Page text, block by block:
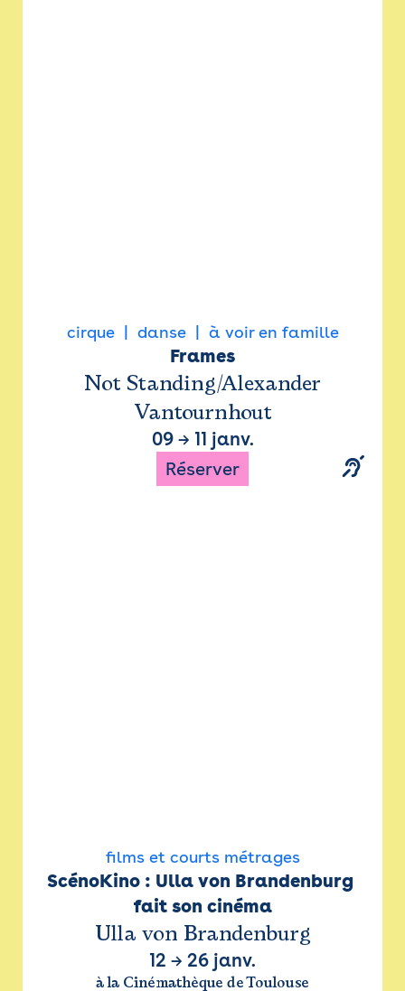
cirque danse à voir en famille
Frames
Not Standing/Alexander
Vantournhout
09→ 11 janv.
Réserver
films et courts métrages
ScénoKino : Ulla von Brandenburg
fait son cinéma
Ulla von Brandenburg
12 → 26 janv.
à la Cinémathèque de Toulouse